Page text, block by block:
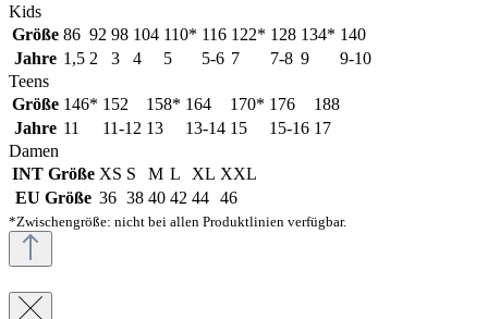
Kids
Größe 86 92 98 104 110* 116 122* 128 134* 140
Jahre 1,5 2 3 4 5 5-6 7 7-8 9
9-10
Teens
Größe 146* 152 158* 164 170* 176
188
Jahre 11 11-12 13 13-14 15 15-16 17
Damen
INT Größe XS S M L XL XXL
EU Größe 36 38 40 42 44 46
*Zwischengröße: nicht bei allen Produktlinien verfügbar.